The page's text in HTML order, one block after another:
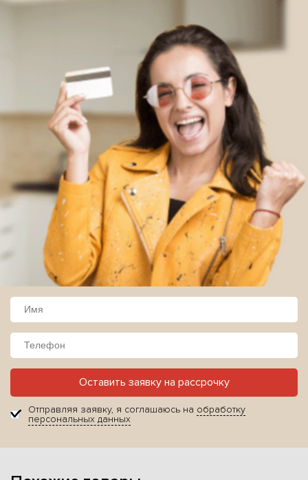
Оставить заявку на рассрочку
Отправляя заявку, я соглашаюсь на обработку
персональных данных